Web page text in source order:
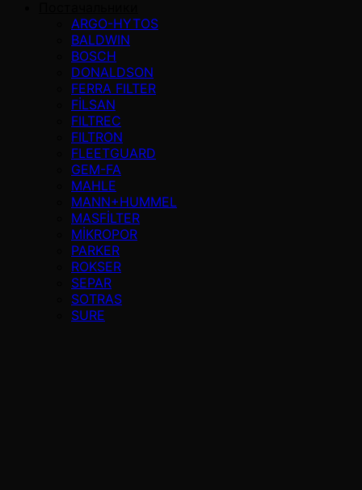
ARGO-HYTOS
BALDWIN
BOSCH
DONALDSON
FERRA FILTER
FİLSAN
FILTREC
FILTRON
FLEETGUARD
GEM-FA
MAHLE
MANN+HUMMEL
MASFİLTER
MİKROPOR
PARKER
ROKSER
SEPAR
SOTRAS
SURE